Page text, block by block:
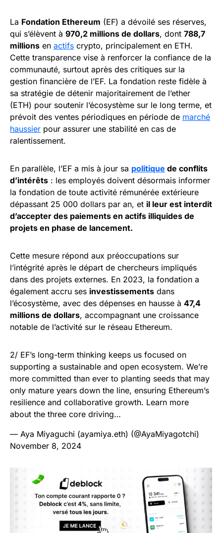
La Fondation Ethereum (EF) a dévoilé ses réserves,
qui s’élèvent à 970,2 millions de dollars, dont 788,7
millions en actifs crypto, principalement en ETH.
Cette transparence vise à renforcer la confiance de la
communauté, surtout après des critiques sur la
gestion financière de l’EF. La fondation reste fidèle à
sa stratégie de détenir majoritairement de l’ether
(ETH) pour soutenir l’écosystème sur le long terme, et
prévoit des ventes périodiques en période de marché
haussier pour assurer une stabilité en cas de
ralentissement.
En parallèle, l’EF a mis à jour sa politique de conflits
d’intérêts : les employés doivent désormais informer
la fondation de toute activité rémunérée extérieure
dépassant 25 000 dollars par an, et il leur est interdit
d’accepter des paiements en actifs illiquides de
projets en phase de lancement.
Cette mesure répond aux préoccupations sur
l’intégrité après le départ de chercheurs impliqués
dans des projets externes. En 2023, la fondation a
également accru ses investissements dans
l’écosystème, avec des dépenses en hausse à 47,4
millions de dollars, accompagnant une croissance
notable de l’activité sur le réseau Ethereum.
2/ EF’s long-term thinking keeps us focused on
supporting a sustainable and open ecosystem. We’re
more committed than ever to planting seeds that may
only mature years down the line, ensuring Ethereum’s
resilience and collaborative growth. Learn more
about the three core driving…
— Aya Miyaguchi (ayamiya.eth) (@AyaMiyagotchi)
November 8, 2024